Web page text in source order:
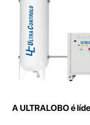
A ULTRALOBO é